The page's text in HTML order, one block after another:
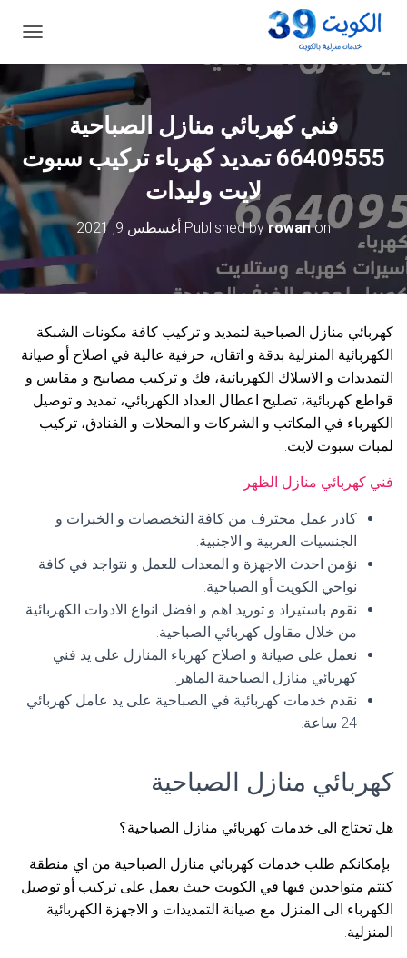
ب
ي
ل
ا
ت
ن
ق
ل
فني كهربائي منازل الصباحية
66409555 تمديد كهرباء تركيب سبوت
لايت وليدات
Published byrowanon أغسطس 9, 2021
كهربائي منازل الصباحية لتمديد و تركيب كافة مكونات الشبكة
الكهربائية المنزلية بدقة و اتقان، حرفية عالية في اصلاح أو صيانة
التمديدات و الاسلاك الكهربائية، فك و تركيب مصابيح و مقابس و
قواطع كهربائية، تصليح اعطال العداد الكهربائي، تمديد و توصيل
الكهرباء في المكاتب و الشركات و المحلات و الفنادق، تركيب
لمبات سبوت لايت.
فني كهربائي منازل الظهر
كادر عمل محترف من كافة التخصصات و الخبرات و
الجنسيات العربية و الاجنبية.
نؤمن احدث الاجهزة و المعدات للعمل و نتواجد في كافة
نواحي الكويت أو الصباحية.
نقوم باستيراد و توريد اهم و افضل انواع الادوات الكهربائية
من خلال مقاول كهربائي الصباحية.
نعمل على صيانة و اصلاح كهرباء المنازل على يد فني
كهربائي منازل الصباحية الماهر.
نقدم خدمات كهربائية في الصباحية على يد عامل كهربائي
24 ساعة.
كهربائي منازل الصباحية
هل تحتاج الى خدمات كهربائي منازل الصباحية؟
بإمكانكم طلب خدمات كهربائي منازل الصباحية من اي منطقة
كنتم متواجدين فيها في الكويت حيث يعمل على تركيب أو توصيل
الكهرباء الى المنزل مع صيانة التمديدات و الاجهزة الكهربائية
المنزلية.